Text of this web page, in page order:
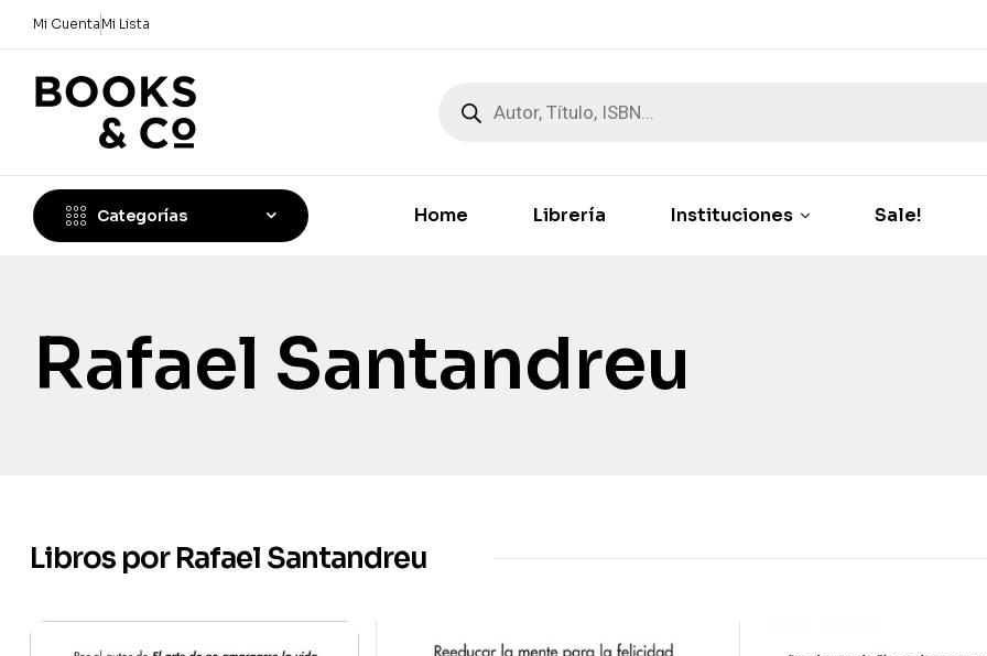
Mi Cuenta Mi Lista
Categorías Home Librería Instituciones Sale!
Rafael Santandreu
Libros por Rafael Santandreu